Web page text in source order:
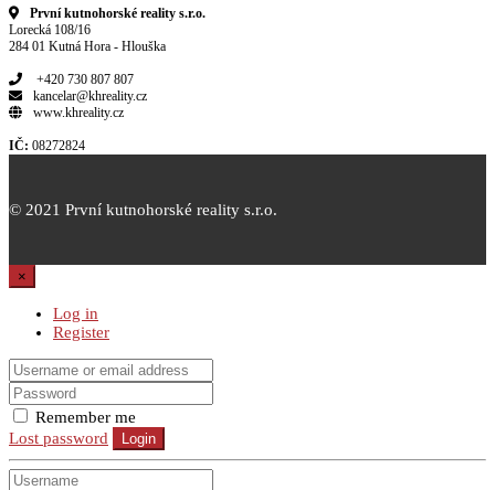
První kutnohorské reality s.r.o.
Lorecká 108/16
284 01 Kutná Hora - Hlouška
+420 730 807 807
kancelar@khreality.cz
www.khreality.cz
IČ: 08272824
© 2021 První kutnohorské reality s.r.o.
×
Log in
Register
Remember me
Lost password
Login